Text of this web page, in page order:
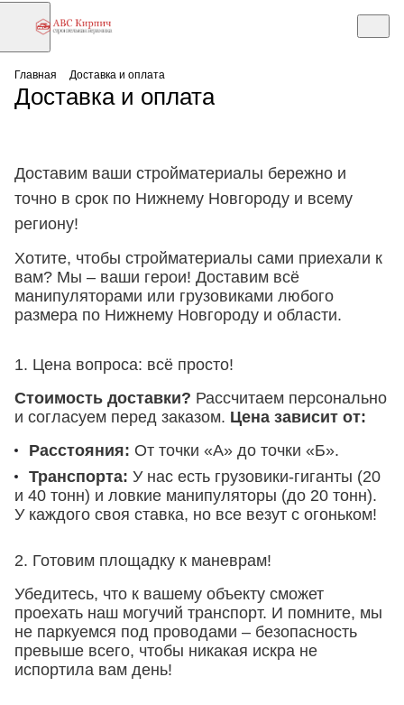
Главная Доставка и оплата
Доставка и оплата
Доставим ваши стройматериалы бережно и
точно в срок по Нижнему Новгороду и всему
региону!
Хотите, чтобы стройматериалы сами приехали к
вам? Мы – ваши герои! Доставим всё
манипуляторами или грузовиками любого
размера по Нижнему Новгороду и области.
1. Цена вопроса: всё просто!
Стоимость доставки? Рассчитаем персонально
и согласуем перед заказом. Цена зависит от:
Расстояния: От точки «А» до точки «Б».
Транспорта: У нас есть грузовики-гиганты (20
и 40 тонн) и ловкие манипуляторы (до 20 тонн).
У каждого своя ставка, но все везут с огоньком!
2. Готовим площадку к маневрам!
Убедитесь, что к вашему объекту сможет
проехать наш могучий транспорт. И помните, мы
не паркуемся под проводами – безопасность
превыше всего, чтобы никакая искра не
испортила вам день!